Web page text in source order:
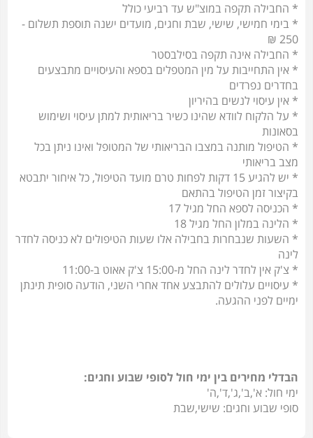
* החבילה תקפה במוצ"ש עד רביעי כולל
* בימי חמישי, שישי, שבת וחגים, מועדים ישנה תוספת תשלום -
250 ₪
* החבילה אינה תקפה בסילבסטר
* אין התחייבות על מין המטפלים בספא והעיסויים מתבצעים
בחדרים נפרדים
* אין עיסוי לנשים בהיריון
* על הלקוח לוודא שהינו כשיר בריאותית למתן עיסוי ושימוש
בסאונות
* הטיפול מותנה במצבו הבריאותי של המטופל ואינו ניתן בכל
מצב בריאותי
* יש להגיע 15 דקות לפחות טרם מועד הטיפול, כל איחור יתבטא
בקיצור זמן הטיפול בהתאם
* הכניסה לספא החל מגיל 17
* הלינה במלון החל מגיל 18
* השעות שנבחרות בחבילה אלו שעות הטיפולים לא כניסה לחדר
לינה
* צ'ק אין לחדר לינה החל מ-15:00 צ'ק אאוט ב-11:00
* עיסויים עלולים להתבצע אחד אחרי השני, הודעה סופית תינתן
ימיים לפני ההגעה.
הבדלי מחירים בין ימי חול לסופי שבוע וחגים:
ימי חול: א',ב',ג',ד',ה'
סופי שבוע וחגים: שישי,שבת